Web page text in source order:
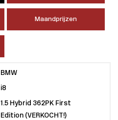
Maandprijzen
BMW
i8
1.5 Hybrid 362PK First
Edition (VERKOCHT!)